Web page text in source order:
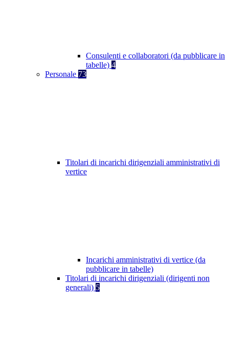
Consulenti e collaboratori (da pubblicare in
tabelle) 4
Personale 73
Titolari di incarichi dirigenziali amministrativi di
vertice
Incarichi amministrativi di vertice (da
pubblicare in tabelle)
Titolari di incarichi dirigenziali (dirigenti non
generali) 5